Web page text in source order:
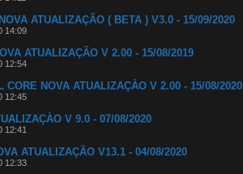
ATUALIZAÇÃO ( BETA ) V3.0 - 15/09/2020
14:09
ATUALIZAÇÃO V 2.00 - 15/08/2019
12:54
CORE NOVA ATUALIZAÇÀO V 2.00 - 15/08/2020
12:45
V 9.0 - 07/08/2020
12:41
ATUALIZAÇÃO V13.1 - 04/08/2020
12:33